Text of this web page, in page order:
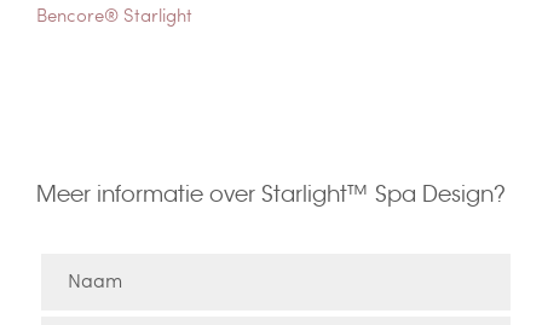
Bencore® Starlight
Meer informatie over Starlight™ Spa Design?